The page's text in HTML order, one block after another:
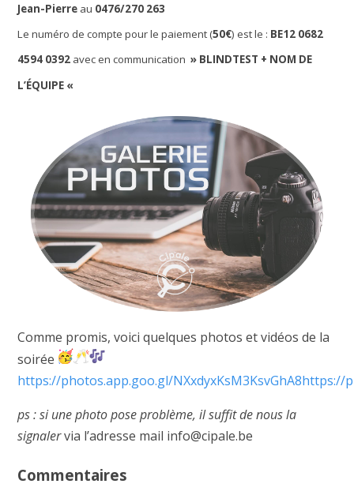
Jean-Pierreau 0476/270 263
Le numéro de compte pour le paiement (50€) est le : BE12 0682
4594 0392avec en communication » BLINDTEST + NOM DE
L’ÉQUIPE «
Comme promis, voici quelques photos et vidéos de la
soirée
https://photos.app.goo.gl/NXxdyxKsM3KsvGhA8https://
ps : si une photo pose problème, il suffit de nous la
signalervia l’adresse mail info@cipale.be
Commentaires